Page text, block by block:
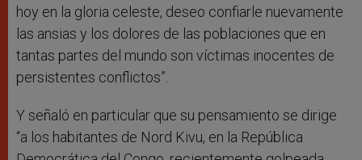
hoy en la gloria celeste, deseo confiarle nuevamente
las ansias y los dolores de las poblaciones que en
tantas partes del mundo son víctimas inocentes de
persistentes conflictos”.
Y señaló en particular que su pensamiento se dirige
“a los habitantes de Nord Kivu, en la República